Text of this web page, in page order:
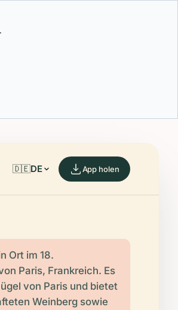
🇩🇪DE App holen
Ort im 18.
Paris, Frankreich. Es
von Paris und bietet
Weinberg sowie